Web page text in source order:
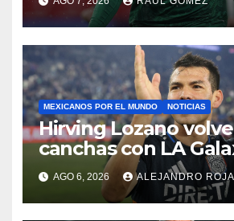
MEXICANOS POR EL MUNDO NOTICIAS
Hirving Lozano
canchas con LA
AGO 6, 2026 ALEJANDRO